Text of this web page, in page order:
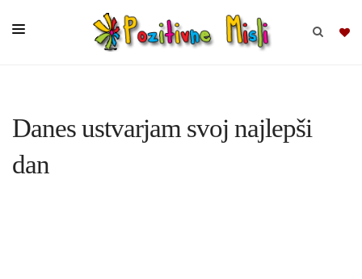
MISLI
Danes ustvarjam svoj najlepši
dan